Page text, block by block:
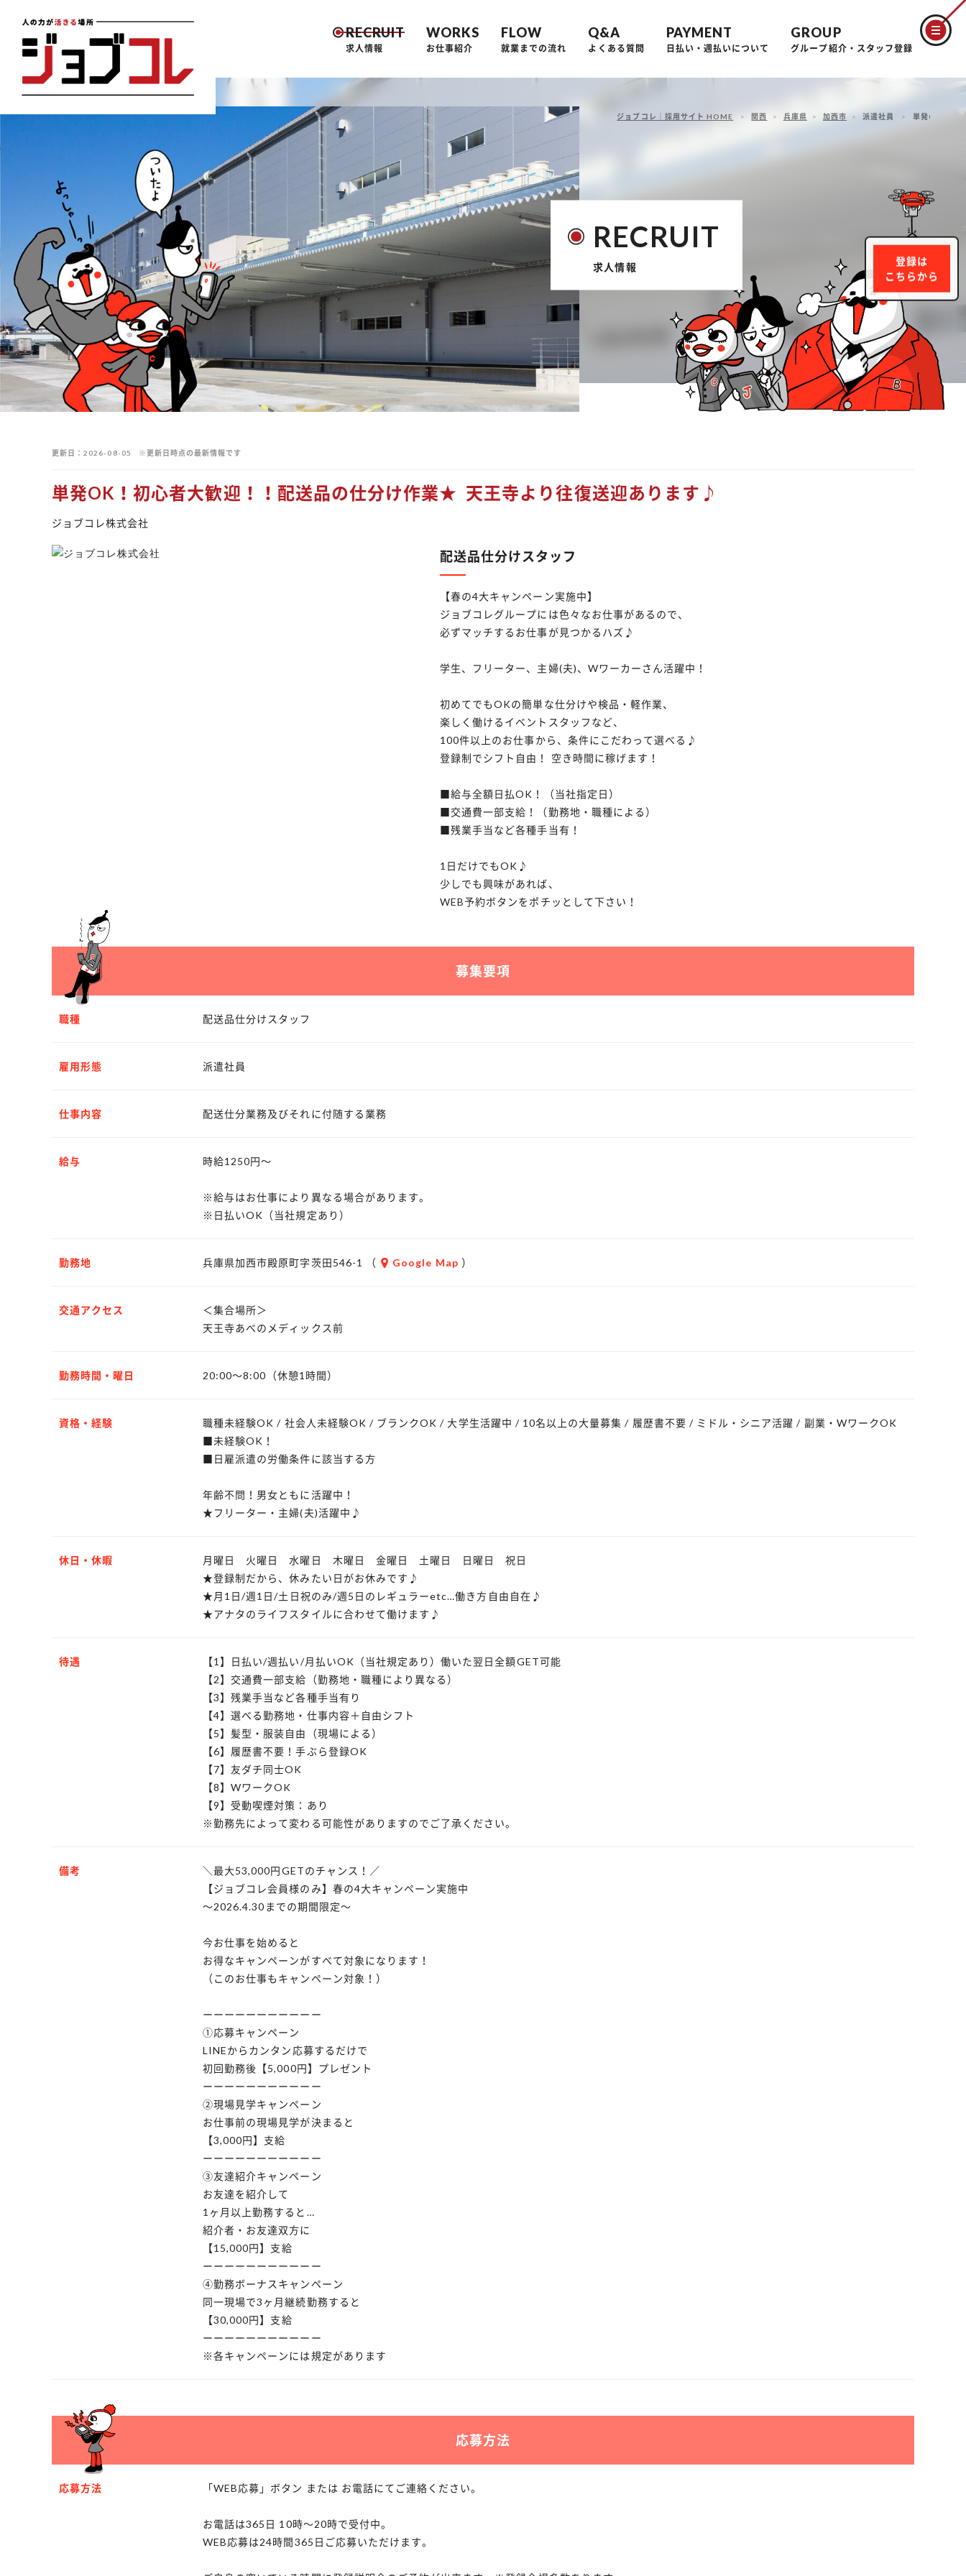
RECRUIT
求人情報
WORKS
お仕事紹介
FLOW
就業までの流れ
Q&A
よくある質問
PAYMENT
日払い・週払いについて
GROUP
グループ紹介・スタッフ登録
登録は
こちらから
ジョブコレ｜採用サイト HOME 関西 兵庫県 加西市 派遣社員 単発OK！初
RECRUIT
求人情報
更新日 2026-08-05 ※更新日時点の最新情報です
単発OK！初心者大歓迎！！配送品の仕分け作業★ 天王寺より往復送迎あります♪
ジョブコレ株式会社
配送品仕分けスタッフ
【春の4大キャンペーン実施中】
ジョブコレグループには色々なお仕事があるので、
必ずマッチするお仕事が見つかるハズ♪
学生、フリーター、主婦(夫)、Wワーカーさん活躍中！
初めてでもOKの簡単な仕分けや検品・軽作業、
楽しく働けるイベントスタッフなど、
100件以上のお仕事から、条件にこだわって選べる♪
登録制でシフト自由！ 空き時間に稼げます！
■給与全額日払OK！（当社指定日）
■交通費一部支給！（勤務地・職種による）
■残業手当など各種手当有！
1日だけでもOK♪
少しでも興味があれば、
WEB予約ボタンをポチッとして下さい！
募集要項
職種 配送品仕分けスタッフ
雇用形態 派遣社員
仕事内容 配送仕分業務及びそれに付随する業務
給与 時給1250円～
※給与はお仕事により異なる場合があります。
※日払いOK（当社規定あり）
勤務地 兵庫県加西市殿原町字茨田546-1 （ Google Map ）
交通アクセス
＜集合場所＞
天王寺あべのメディックス前
勤務時間・曜日 20:00～8:00（休憩1時間）
資格・経験
職種未経験OK / 社会人未経験OK / ブランクOK / 大学生活躍中 / 10名以上の大量募集 / 履歴書不要 / ミドル・シニア活躍 / 副業・WワークOK
■未経験OK！
■日雇派遣の労働条件に該当する方
年齢不問！男女ともに活躍中！
★フリーター・主婦(夫)活躍中♪
休日・休暇
月曜日 火曜日 水曜日 木曜日 金曜日 土曜日 日曜日 祝日
★登録制だから、休みたい日がお休みです♪
★月1日/週1日/土日祝のみ/週5日のレギュラーetc…働き方自由自在♪
★アナタのライフスタイルに合わせて働けます♪
待遇
【1】日払い/週払い/月払いOK（当社規定あり）働いた翌日全額GET可能
【2】交通費一部支給（勤務地・職種により異なる）
【3】残業手当など各種手当有り
【4】選べる勤務地・仕事内容＋自由シフト
【5】髪型・服装自由（現場による）
【6】履歴書不要！手ぶら登録OK
【7】友ダチ同士OK
【8】WワークOK
【9】受動喫煙対策：あり
※勤務先によって変わる可能性がありますのでご了承ください。
備考
＼最大53,000円GETのチャンス！／
【ジョブコレ会員様のみ】春の4大キャンペーン実施中
～2026.4.30までの期間限定～
今お仕事を始めると
お得なキャンペーンがすべて対象になります！
（このお仕事もキャンペーン対象！）
ーーーーーーーーーーー
①応募キャンペーン
LINEからカンタン応募するだけで
初回勤務後【5,000円】プレゼント
ーーーーーーーーーーー
②現場見学キャンペーン
お仕事前の現場見学が決まると
【3,000円】支給
ーーーーーーーーーーー
③友達紹介キャンペーン
お友達を紹介して
1ヶ月以上勤務すると…
紹介者・お友達双方に
【15,000円】支給
ーーーーーーーーーーー
④勤務ボーナスキャンペーン
同一現場で3ヶ月継続勤務すると
【30,000円】支給
ーーーーーーーーーーー
※各キャンペーンには規定があります
応募方法
応募方法 「WEB応募」ボタン または お電話にてご連絡ください。
お電話は365日 10時～20時で受付中。
WEB応募は24時間365日ご応募いただけます。